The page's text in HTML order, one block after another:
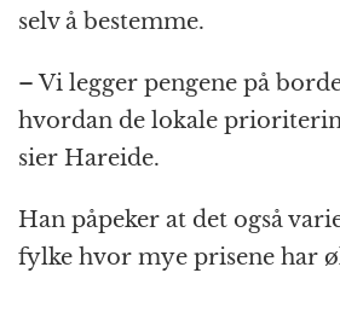
selv å bestemme.
– Vi legger pengene på
hvordan de lokale
sier Hareide.
Han påpeker at det også
fylke hvor mye prisene har